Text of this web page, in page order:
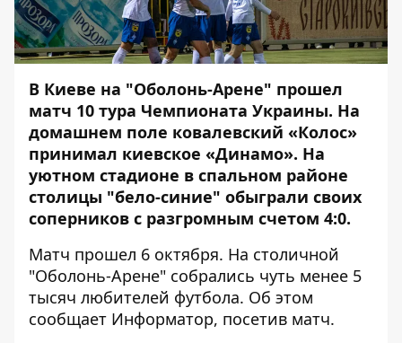
В Киеве на "Оболонь-Арене" прошел
матч 10 тура Чемпионата Украины. На
домашнем поле ковалевский «Колос»
принимал киевское «Динамо». На
уютном стадионе в спальном районе
столицы "бело-синие" обыграли своих
соперников с разгромным счетом 4:0.
Матч прошел 6 октября. На столичной
"Оболонь-Арене" собрались чуть менее 5
тысяч любителей футбола. Об этом
сообщает Информатор, посетив матч.